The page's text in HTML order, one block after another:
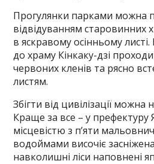
Прогулянки парками можна
відвідуванням
в яскравому осінньому
до храму Кінкаку-дзі
червоних кленів та рясно
листям.
Збігти від цивілізації можна
Краще за все – у префектуру
місцевістю з п’яти
водоймами височіє
навколишні ліси наповнені